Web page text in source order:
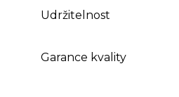
Udržitelnost
Garance kvality